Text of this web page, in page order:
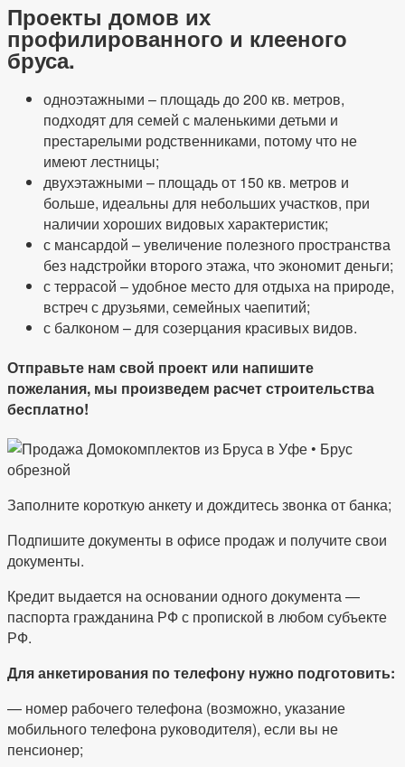
Проекты домов их
профилированного и клееного
бруса.
одноэтажными – площадь до 200 кв. метров,
подходят для семей с маленькими детьми и
престарелыми родственниками, потому что не
имеют лестницы;
двухэтажными – площадь от 150 кв. метров и
больше, идеальны для небольших участков, при
наличии хороших видовых характеристик;
с мансардой – увеличение полезного пространства
без надстройки второго этажа, что экономит деньги;
с террасой – удобное место для отдыха на природе,
встреч с друзьями, семейных чаепитий;
с балконом – для созерцания красивых видов.
Отправьте нам свой проект или напишите
пожелания, мы произведем расчет строительства
бесплатно!
Заполните короткую анкету и дождитесь звонка от банка;
Подпишите документы в офисе продаж и получите свои
документы.
Кредит выдается на основании одного документа —
паспорта гражданина РФ с пропиской в любом субъекте
РФ.
Для анкетирования по телефону нужно подготовить:
— номер рабочего телефона (возможно, указание
мобильного телефона руководителя), если вы не
пенсионер;